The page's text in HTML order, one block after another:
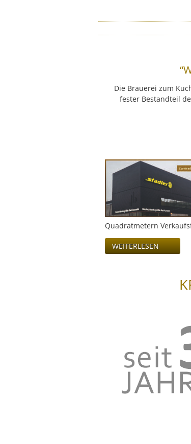
Die Brauerei zum
fester Bestandteil
Quadratmetern
WEITERLESEN